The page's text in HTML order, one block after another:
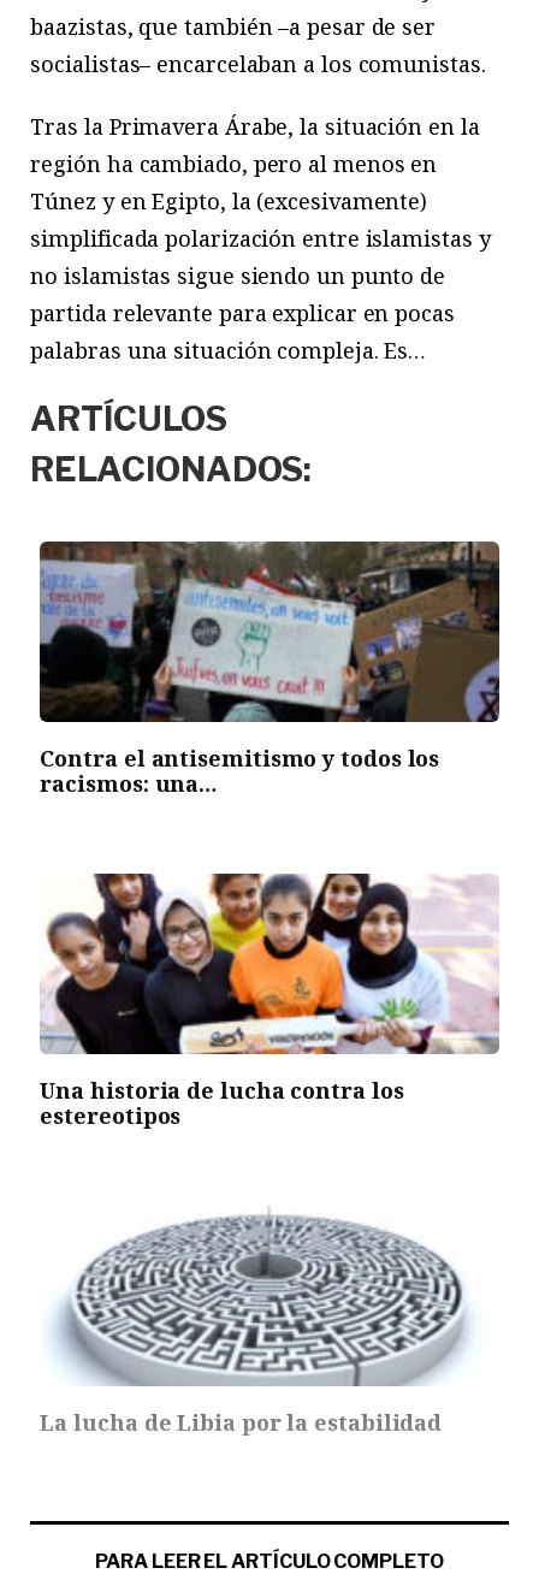
baazistas, que también –a pesar de ser
socialistas– encarcelaban a los comunistas.
Tras la Primavera Árabe, la situación en la
región ha cambiado, pero al menos en
Túnez y en Egipto, la (excesivamente)
simplificada polarización entre islamistas y
no islamistas sigue siendo un punto de
partida relevante para explicar en pocas
palabras una situación compleja. Es…
ARTÍCULOS
RELACIONADOS:
Contra el antisemitismo y todos los
racismos: una…
Una historia de lucha contra los
estereotipos
La lucha de Libia por la estabilidad
PARA LEER EL ARTÍCULO COMPLETO